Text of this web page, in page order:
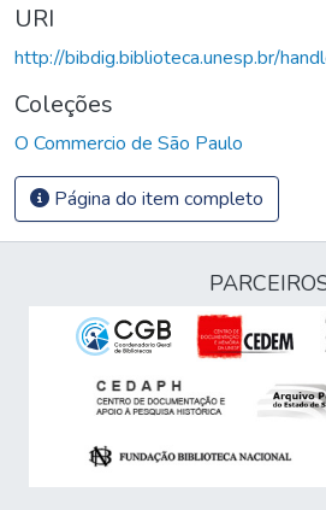
URI
http://bibdig.biblioteca.unesp.br/
Coleções
O Commercio de São Paulo
Página do item completo